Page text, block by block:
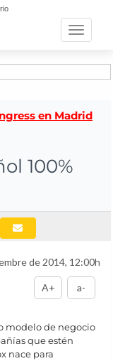
Toggle
en Madrid
100%
de 2014, 12:00h
A+ a-
modelo de negocio
que estén
nace para